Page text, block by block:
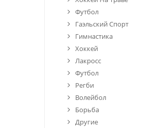
Футбол
Гаэльский Спорт
Гимнастика
Хоккей
Лакросс
Футбол
Регби
Волейбол
Борьба
Другие